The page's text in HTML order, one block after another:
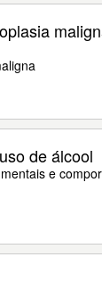
de álcool
e